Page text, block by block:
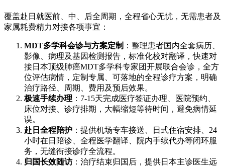
覆盖赴日就医前、中、后全周期，全程省心无忧，无需患者及
家属耗费精力对接各项事宜：
MDT多学科会诊与方案定制 ：整理患者国内全套病历、
影像、病理及基因检测报告，标准化校对翻译，快速对
接日本顶级肺癌MDT多学科专家团开展联合会诊，全方
位评估病情，定制专属、可落地的全程诊疗方案，明确
治疗路径、周期、费用及预后效果。
极速手续办理 ：7-15天完成医疗签证办理、医院预约、
床位对接、诊疗排期，大幅缩短等待时间，避免病情延
误。
赴日全程陪护 ：提供机场专车接送、日式住宿安排、24
小时在日陪诊、全程医学翻译、院内手续代办等闭环服
务，无缝衔接诊疗全流程。
归国长效随访：治疗结束归国后，提供日本主诊医生远